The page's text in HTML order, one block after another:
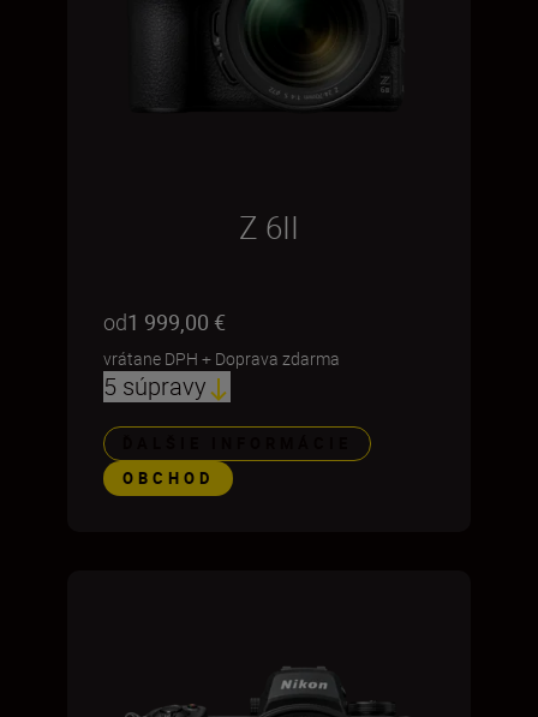
Z 6II
od1 999,00 €
vrátane DPH + Doprava zdarma
5 súpravy
OBCHOD